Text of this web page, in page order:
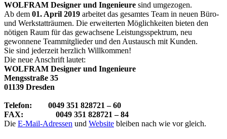
WOLFRAM Designer und Ingenieure sind umgezogen.
Ab dem 01. April 2019 arbeitet das gesamtes Team in neuen Büro-
und Werkstatträumen. Die erweiterten Möglichkeiten bieten den
nötigen Raum für das gewachsene Leistungsspektrum, neu
gewonnene Teammitglieder und den Austausch mit Kunden.
Sie sind jederzeit herzlich Willkommen!
Die neue Anschrift lautet:
WOLFRAM Designer und Ingenieure
Mengsstraße 35
01139 Dresden
Telefon: 0049 351 828721 – 60
FAX: 0049 351 828721 – 84
Die E-Mail-Adressen und Website bleiben nach wie vor gleich.